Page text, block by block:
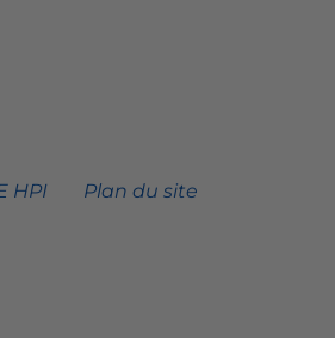
HPI Plan du site